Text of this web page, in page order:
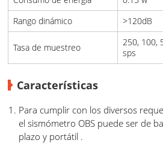
Rango dinámico
>120dB
Tasa de muestreo
250, 100,
sps
Características
Para cumplir con los diversos
el sismómetro OBS puede ser de
plazo y portátil .